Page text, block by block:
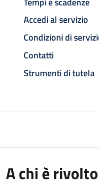
Accedi al servizio
Condizioni di
Contatti
Strumenti di tutela
A chi è rivolto